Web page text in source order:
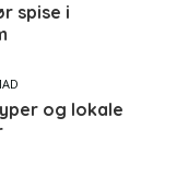
spise i
og lokale